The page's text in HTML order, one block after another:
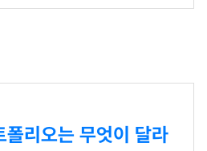
리오는 무엇이 달라